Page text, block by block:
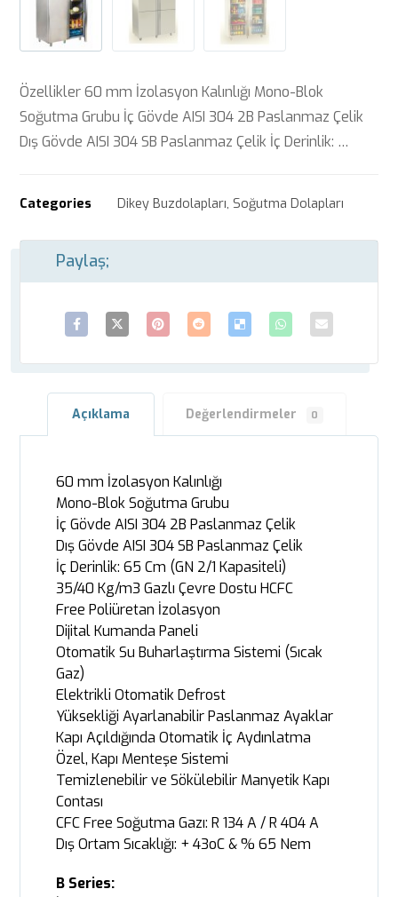
Özellikler 60 mm İzolasyon Kalınlığı Mono-Blok
Soğutma Grubu İç Gövde AISI 304 2B Paslanmaz Çelik
Dış Gövde AISI 304 SB Paslanmaz Çelik İç Derinlik: …
Categories Dikey Buzdolapları, Soğutma Dolapları
Açıklama Değerlendirmeler 0
60 mm İzolasyon Kalınlığı
Mono-Blok Soğutma Grubu
İç Gövde AISI 304 2B Paslanmaz Çelik
Dış Gövde AISI 304 SB Paslanmaz Çelik
İç Derinlik: 65 Cm (GN 2/1 Kapasiteli)
35/40 Kg/m3 Gazlı Çevre Dostu HCFC
Free Poliüretan İzolasyon
Dijital Kumanda Paneli
Otomatik Su Buharlaştırma Sistemi (Sıcak
Gaz)
Elektrikli Otomatik Defrost
Yüksekliği Ayarlanabilir Paslanmaz Ayaklar
Kapı Açıldığında Otomatik İç Aydınlatma
Özel, Kapı Menteşe Sistemi
Temizlenebilir ve Sökülebilir Manyetik Kapı
Contası
CFC Free Soğutma Gazı: R 134 A / R 404 A
Dış Ortam Sıcaklığı: + 43oC & % 65 Nem
B Series: